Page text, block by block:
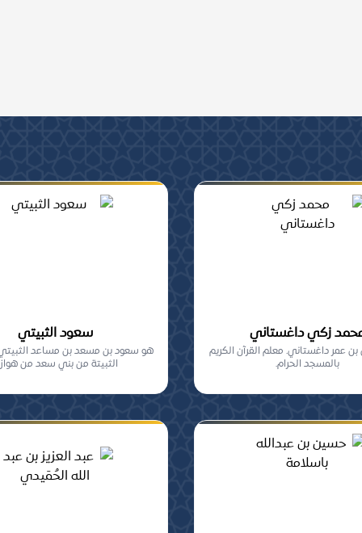
زكي داغستاني
عمر داغستاني. معلم القرآن الكريم
بالمسجد الحرام.
سعود الثبيتي
هو سعود بن مسعد بن مساعد
الثبيتة من بني سعد من